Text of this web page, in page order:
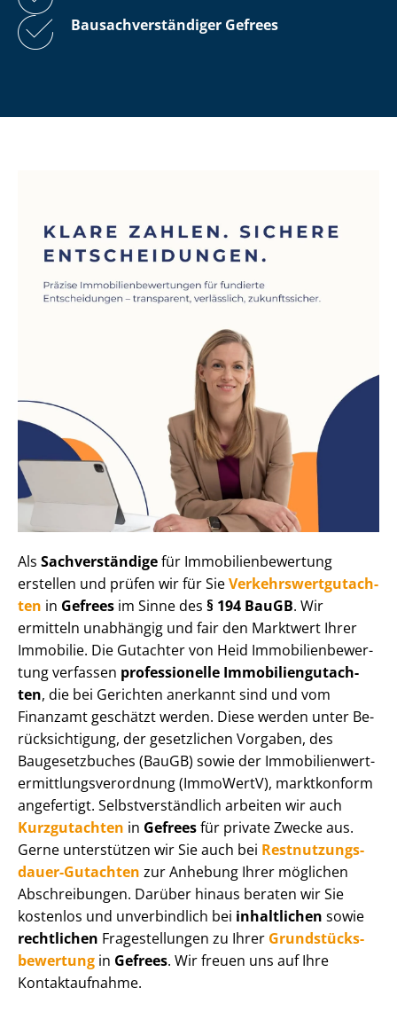
Bau­sach­ver­stän­di­ger Gefrees
Als Sachverständigefür Im­mo­bi­li­en­be­wer­tung
erstellen und prüfen wir für SieVer­kehrs­wert­gut­ach­
ten in Gefrees im Sinne des § 194 BauGB. Wir
ermitteln unabhängig und fair den Marktwert Ihrer
Immobilie. Die Gutachter von Heid Im­mo­bi­li­en­be­wer­
tung verfassen professionelle Im­mo­bi­li­en­gut­ach­
ten, die bei Gerichten anerkannt sind und vom
Finanzamt geschätzt werden. Diese werden unter Be­
rück­sich­ti­gung, der gesetzlichen Vorgaben, des
Baugesetzbuches (BauGB) sowie der Im­mo­bi­li­en­wert­
ermitt­lungs­ver­ord­nung (ImmoWertV), marktkonform
angefertigt. Selbst­ver­ständ­lich arbeiten wir auch
Kurzgutachten in Gefreesfür private Zwecke aus.
Gerne unterstützen wir Sie auch bei Rest­nut­zungs­
dau­er-Gutachten zur Anhebung Ihrer möglichen
Abschreibungen. Darüber hinaus beraten wir Sie
kostenlos und unverbindlich bei inhaltlichen sowie
rechtlichen Fragestellungen zu Ihrer Grund­stücks­
be­wer­tung in Gefrees. Wir freuen uns auf Ihre
Kontaktaufnahme.